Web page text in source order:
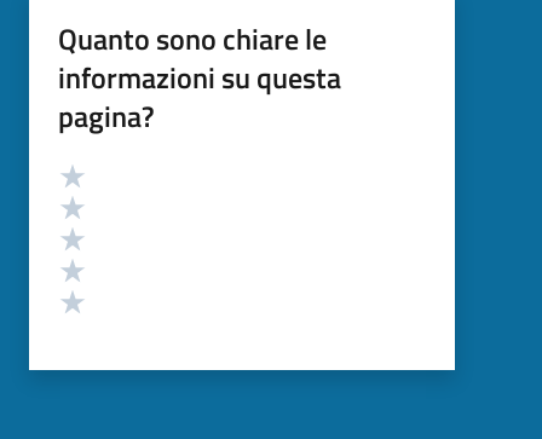
Quanto sono chiare le
informazioni su questa
pagina?
Valutazione